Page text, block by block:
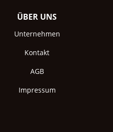
ÜBER UNS
Unternehmen
Kontakt
AGB
Impressum